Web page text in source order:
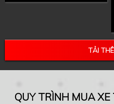
TẢI
QUY TRÌNH MUA